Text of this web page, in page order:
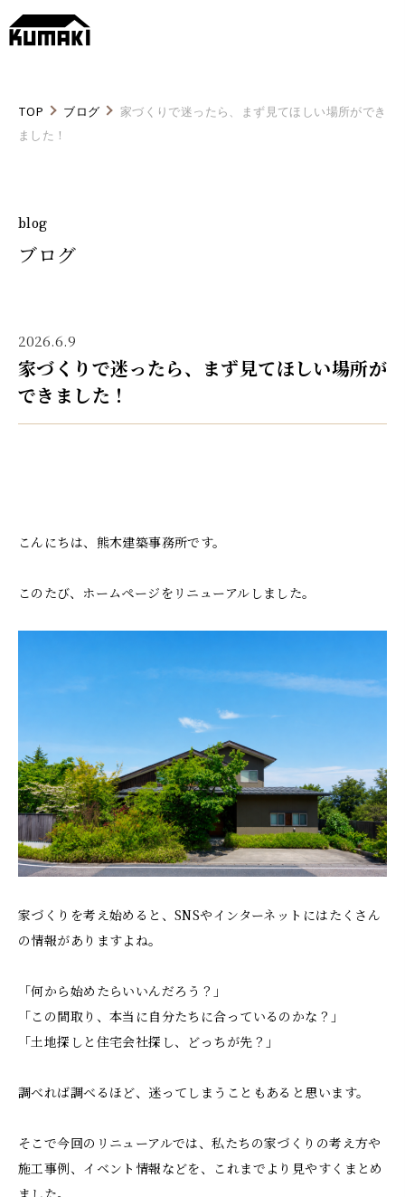
TOP ブログ
家づくりで迷ったら、まず見てほしい場所ができ
ました！
blog
ブログ
2026.6.9
家づくりで迷ったら、まず見てほしい場所が
できました！
こんにちは、熊木建築事務所です。
このたび、ホームページをリニューアルしました。
家づくりを考え始めると、SNSやインターネットにはたくさん
の情報がありますよね。
「何から始めたらいいんだろう？」
「この間取り、本当に自分たちに合っているのかな？」
「土地探しと住宅会社探し、どっちが先？」
調べれば調べるほど、迷ってしまうこともあると思います。
そこで今回のリニューアルでは、私たちの家づくりの考え方や
施工事例、イベント情報などを、これまでより見やすくまとめ
ました。